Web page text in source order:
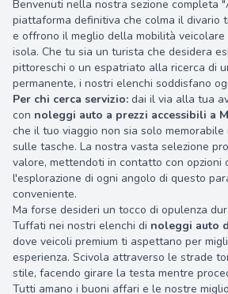
Benvenuti nella nostra sezione completa
piattaforma definitiva che colma il divario
e offrono il meglio della mobilità
isola. Che tu sia un turista che desidera
pittoreschi o un espatriato alla ricerca di
permanente, i nostri elenchi soddisfano
Per chi cerca servizio: dai il via alla tua
con noleggi auto a prezzi accessibili a
che il tuo viaggio non sia solo memorabile
sulle tasche. La nostra vasta selezione
valore, mettendoti in contatto con opzioni
l'esplorazione di ogni angolo di questo
conveniente.
Ma forse desideri un tocco di opulenza
Tuffati nei nostri elenchi di noleggi auto
dove veicoli premium ti aspettano per
esperienza. Scivola attraverso le strade
stile, facendo girare la testa mentre
Tutti amano i buoni affari e le nostre